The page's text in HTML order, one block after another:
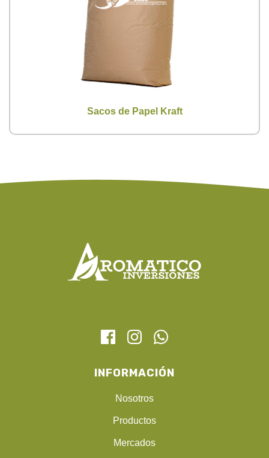
Sacos de Papel Kraft
INFORMACIÓN
Nosotros
Productos
Mercados